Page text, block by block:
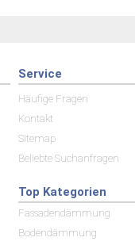
Service
Häufige Fragen
Kontakt
Sitemap
Beliebte Suchanfragen
Top Kategorien
Fassadendämmung
Bodendämmung